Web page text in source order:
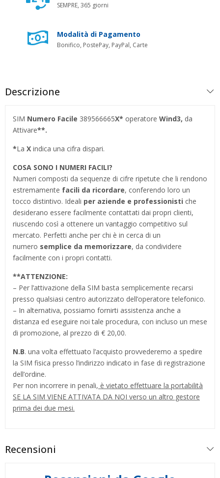
SEMPRE, 365 giorni
Modalità di Pagamento
Bonifico, PostePay, PayPal, Carte
Descrizione
SIM Numero Facile 389566665X* operatore Wind3, da
Attivare**.
*La X indica una cifra dispari.
COSA SONO I NUMERI FACILI?
Numeri composti da sequenze di cifre ripetute che li rendono
estremamente facili da ricordare, conferendo loro un
tocco distintivo. Ideali per aziende e professionisti che
desiderano essere facilmente contattati dai propri clienti,
riuscendo così a ottenere un vantaggio competitivo sul
mercato. Perfetti anche per chi è in cerca di un
numero semplice da memorizzare, da condividere
facilmente con i propri contatti.
**ATTENZIONE:
– Per l’attivazione della SIM basta semplicemente recarsi
presso qualsiasi centro autorizzato dell’operatore telefonico.
– In alternativa, possiamo fornirti assistenza anche a
distanza ed eseguire noi tale procedura, con incluso un mese
di promozione, al prezzo di € 20,00.
N.B. una volta effettuato l’acquisto provvederemo a spedire
la SIM fisica presso l’indirizzo indicato in fase di registrazione
dell’ordine.
Per non incorrere in penali, è vietato effettuare la portabilità
SE LA SIM VIENE ATTIVATA DA NOI verso un altro gestore
prima dei due mesi.
Recensioni